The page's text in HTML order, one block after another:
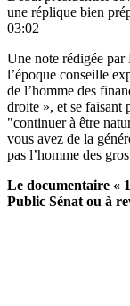
une réplique bien
03:02
Une note rédigée
l’époque conseille
de l’homme des
droite », et se faisant
"continuer à être
vous avez de la
pas l’homme des
Le documentaire «
Public Sénat ou à